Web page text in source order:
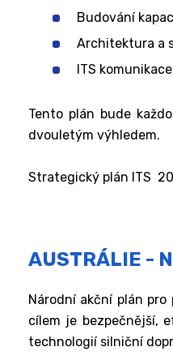
Budování
Architektura a
ITS komunikace
Tento plán bude
dvouletým výhledem.
Strategický plán ITS
AUSTRÁLIE -
Národní akční plán
cílem je bezpečnější,
technologií silniční